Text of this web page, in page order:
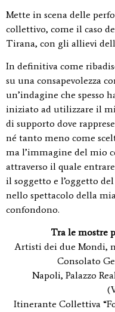
Mette in scena delle
collettivo, come il caso
Tirana, con gli allievi
In definitiva come
su una consapevolezza
un’indagine che spesso
iniziato ad utilizzare il
di supporto dove
né tanto meno come
ma l’immagine del mio
attraverso il quale
il soggetto e l’oggetto
nello spettacolo della
confondono.
Tra le mostre
Artisti dei due Mondi,
Consolato
Napoli, Palazzo
Itinerante Collettiva